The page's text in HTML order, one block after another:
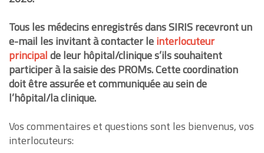
Tous les médecins enregistrés dans SIRIS recevront un
e-mail les invitant à contacter leinterlocuteur
principalde leur hôpital/clinique s’ils souhaitent
participer à la saisie des PROMs. Cette coordination
doit être assurée et communiquée au sein de
l’hôpital/la clinique.
Vos commentaires et questions sont les bienvenus, vos
interlocuteurs: